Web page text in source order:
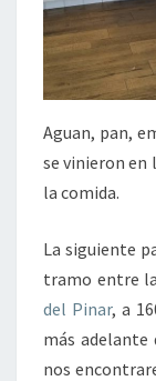
Aguan, pan,
se vinieron en
la comida.
La siguiente
tramo entre
del Pinar, a
más
nos